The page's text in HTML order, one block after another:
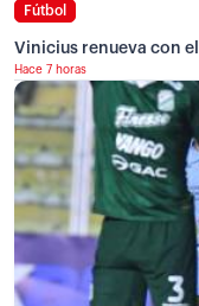
Fútbol
Vinicius renueva con
Hace 7 horas